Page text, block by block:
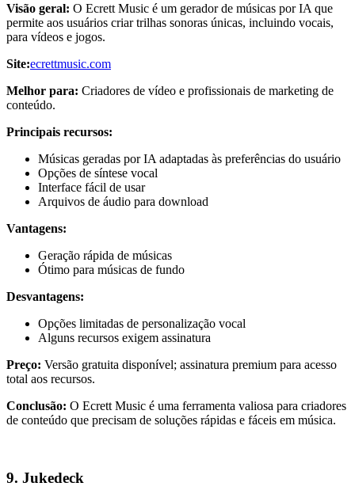
Visão geral: O Ecrett Music é um gerador de músicas por IA que
permite aos usuários criar trilhas sonoras únicas, incluindo vocais,
para vídeos e jogos.
Site:ecrettmusic.com
Melhor para: Criadores de vídeo e profissionais de marketing de
conteúdo.
Principais recursos:
Músicas geradas por IA adaptadas às preferências do usuário
Opções de síntese vocal
Interface fácil de usar
Arquivos de áudio para download
Vantagens:
Geração rápida de músicas
Ótimo para músicas de fundo
Desvantagens:
Opções limitadas de personalização vocal
Alguns recursos exigem assinatura
Preço: Versão gratuita disponível; assinatura premium para acesso
total aos recursos.
Conclusão: O Ecrett Music é uma ferramenta valiosa para criadores
de conteúdo que precisam de soluções rápidas e fáceis em música.
9. Jukedeck